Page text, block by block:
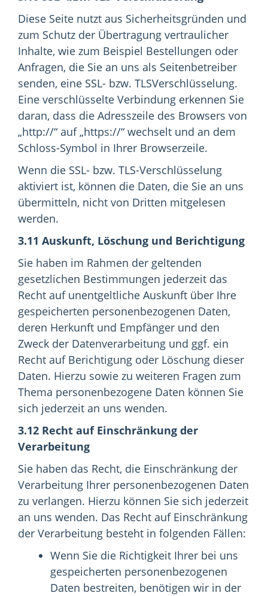
Diese Seite nutzt aus Sicherheitsgründen und
zum Schutz der Übertragung vertraulicher
Inhalte, wie zum Beispiel Bestellungen oder
Anfragen, die Sie an uns als Seitenbetreiber
senden, eine SSL- bzw. TLSVerschlüsselung.
Eine verschlüsselte Verbindung erkennen Sie
daran, dass die Adresszeile des Browsers von
„http://“ auf „https://“ wechselt und an dem
Schloss-Symbol in Ihrer Browserzeile.
Wenn die SSL- bzw. TLS-Verschlüsselung
aktiviert ist, können die Daten, die Sie an uns
übermitteln, nicht von Dritten mitgelesen
werden.
3.11 Auskunft, Löschung und Berichtigung
Sie haben im Rahmen der geltenden
gesetzlichen Bestimmungen jederzeit das
Recht auf unentgeltliche Auskunft über Ihre
gespeicherten personenbezogenen Daten,
deren Herkunft und Empfänger und den
Zweck der Datenverarbeitung und ggf. ein
Recht auf Berichtigung oder Löschung dieser
Daten. Hierzu sowie zu weiteren Fragen zum
Thema personenbezogene Daten können Sie
sich jederzeit an uns wenden.
3.12 Recht auf Einschränkung der
Verarbeitung
Sie haben das Recht, die Einschränkung der
Verarbeitung Ihrer personenbezogenen Daten
zu verlangen. Hierzu können Sie sich jederzeit
an uns wenden. Das Recht auf Einschränkung
der Verarbeitung besteht in folgenden Fällen:
Wenn Sie die Richtigkeit Ihrer bei uns
gespeicherten personenbezogenen
Daten bestreiten, benötigen wir in der